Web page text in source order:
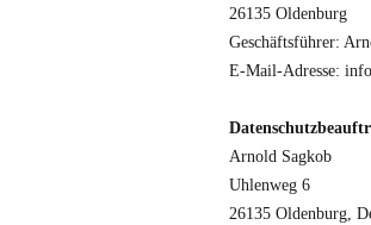
26135 Oldenburg
Geschäftsführer:
E-Mail-Adresse:
Arnold Sagkob
Uhlenweg 6
26135 Oldenburg,